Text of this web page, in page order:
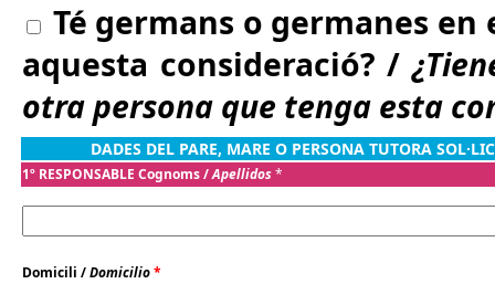
Té germans o germanes
aquesta consideració? /
otra persona que tenga esta
DADES DEL PARE, MARE O PERSONA TUTORA
1º RESPONSABLE Cognoms /Apellidos*
Domicili /Domicilio*